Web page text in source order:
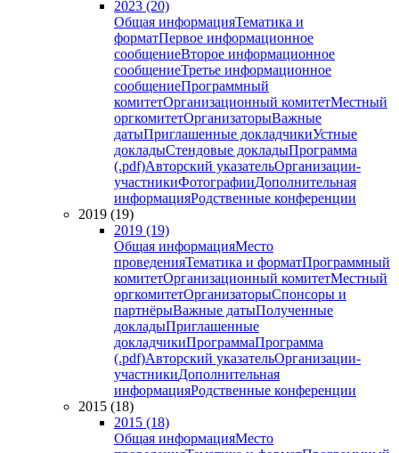
2023 (20)
Общая информацияТематика и
форматПервое информационное
сообщениеВторое информационное
сообщениеТретье информационное
сообщениеПрограммный
комитетОрганизационный комитетМестный
оргкомитетОрганизаторыВажные
датыПриглашенные докладчикиУстные
докладыСтендовые докладыПрограмма
(.pdf)Авторский указательОрганизации-
участникиФотографииДополнительная
информацияРодственные конференции
2019 (19)
2019 (19)
Общая информацияМесто
проведенияТематика и форматПрограммный
комитетОрганизационный комитетМестный
оргкомитетОрганизаторыСпонсоры и
партнёрыВажные датыПолученные
докладыПриглашенные
докладчикиПрограммаПрограмма
(.pdf)Авторский указательОрганизации-
участникиДополнительная
информацияРодственные конференции
2015 (18)
2015 (18)
Общая информацияМесто